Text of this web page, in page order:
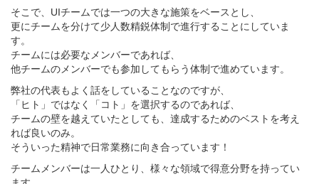
そこで、UIチームでは一つの大きな施策をベースとし、
更にチームを分けて少人数精鋭体制で進行することにしていま
す。
チームには必要なメンバーであれば、
他チームのメンバーでも参加してもらう体制で進めています。
弊社の代表もよく話をしていることなのですが、
「ヒト」ではなく「コト」を選択するのであれば、
チームの壁を越えていたとしても、達成するためのベストを考え
れば良いのみ。
そういった精神で日常業務に向き合っています！
チームメンバーは一人ひとり、様々な領域で得意分野を持ってい